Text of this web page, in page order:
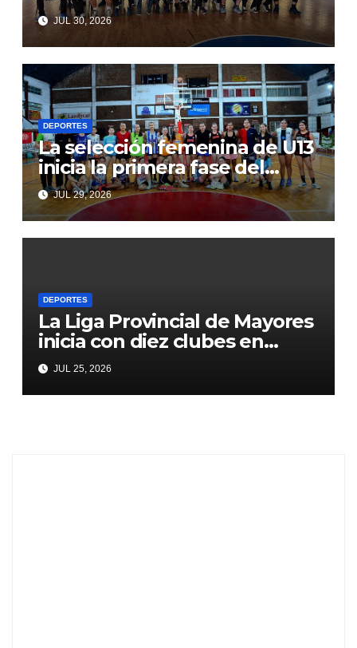
arbitral en Corrientes
JUL 30, 2026
DEPORTES
La selección femenina de U13
inicia la primera fase del
Argentino de Federaciones
JUL 29, 2026
DEPORTES
La Liga Provincial de Mayores
inicia con diez clubes en
competencia por dos plazas
para la Liga Federal 2027
JUL 25, 2026